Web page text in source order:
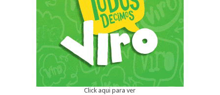
Click aqui para ver